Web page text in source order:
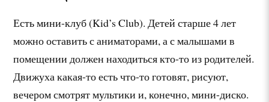
Есть мини-клуб (Kid’s Club). Детей старше 4 лет
можно оставить с аниматорами, а с малышами в
помещении должен находиться кто-то из родителей.
Движуха какая-то есть что-то готовят, рисуют,
вечером смотрят мультики и, конечно, мини-диско.